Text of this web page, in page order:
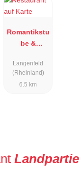
Romantikstu
be &
Lounge
Langenfeld
(Rheinland)
6.5 km
Landpartie